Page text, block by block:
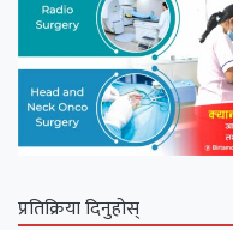
प्रतिक्रिया दिनुहोस्